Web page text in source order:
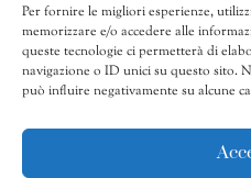
Per fornire le migliori esperienze,
memorizzare e/o accedere alle
queste tecnologie ci permetterà di
navigazione o ID unici su questo sito.
può influire negativamente su alcune
Marzia
D’Angelo,
Verso
un
AGGIUNGI AL
CATEGORIE:41/2011-50/2020,